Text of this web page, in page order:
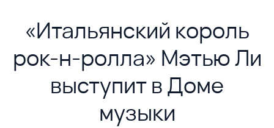
«Итальянский король
рок-н-ролла» Мэтью Ли
выступит в Доме
музыки